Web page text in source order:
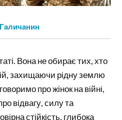
Галичанин
Вона не обирає тих, хто
захищаючи рідну землю
про жінок на війні,
відвагу, силу та
стійкість, глибока